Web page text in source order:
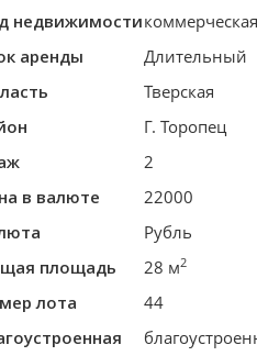
недвижимости
аренды
Длительный
Тверская
Г. Торопец
2
в валюте
22000
Рубль
площадь
28 м2
лота
44